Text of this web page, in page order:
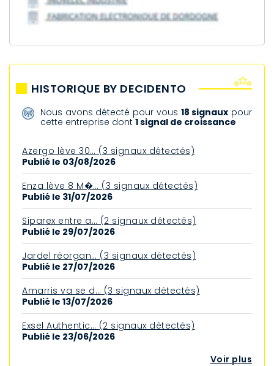
HISTORIQUE BY DECIDENTO
Nous avons détecté pour vous 18 signaux pour
cette entreprise dont1 signal de croissance
Azergo lève 30… (3 signaux détectés)
Publié le 03/08/2026
Enza lève 8 M�… (3 signaux détectés)
Publié le 31/07/2026
Siparex entre a… (2 signaux détectés)
Publié le 29/07/2026
Jardel réorgan… (3 signaux détectés)
Publié le 27/07/2026
Amarris va se d… (3 signaux détectés)
Publié le 13/07/2026
Exsel Authentic… (2 signaux détectés)
Publié le 23/06/2026
Voir plus